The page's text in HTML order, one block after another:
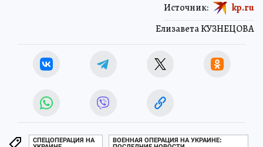
Елизавета КУЗНЕЦОВА
Источник: kp.ru
СПЕЦОПЕРАЦИЯ НА
ВОЕННАЯ ОПЕРАЦИЯ НА УКРАИНЕ: